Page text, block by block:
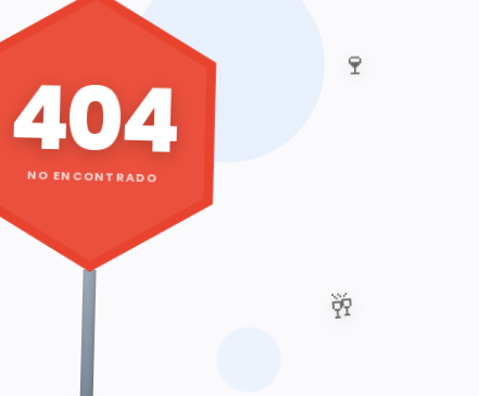
🍷
🥂
404
NO ENCONTRADO